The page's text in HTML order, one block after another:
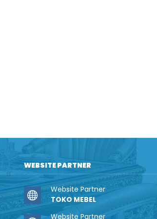
WEBSITE PARTNER
Website Partner
TOKO MEBEL
Website Partner